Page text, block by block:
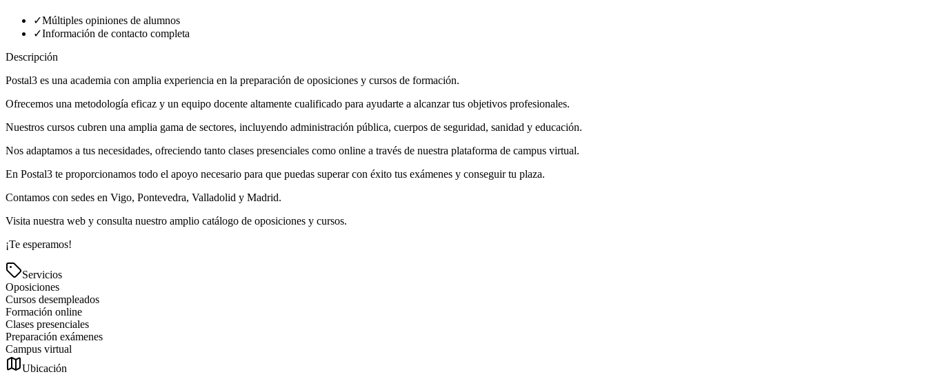
✓Múltiples opiniones de alumnos
✓Información de contacto completa
Descripción
Postal3 es una academia con amplia experiencia en la preparación de oposiciones y cursos de formación.
Ofrecemos una metodología eficaz y un equipo docente altamente cualificado para ayudarte a alcanzar tus objetivos profesionales.
Nuestros cursos cubren una amplia gama de sectores, incluyendo administración pública, cuerpos de seguridad, sanidad y educación.
Nos adaptamos a tus necesidades, ofreciendo tanto clases presenciales como online a través de nuestra plataforma de campus virtual.
En Postal3 te proporcionamos todo el apoyo necesario para que puedas superar con éxito tus exámenes y conseguir tu plaza.
Contamos con sedes en Vigo, Pontevedra, Valladolid y Madrid.
Visita nuestra web y consulta nuestro amplio catálogo de oposiciones y cursos.
¡Te esperamos!
Servicios
Oposiciones
Cursos desempleados
Formación online
Clases presenciales
Preparación exámenes
Campus virtual
Ubicación